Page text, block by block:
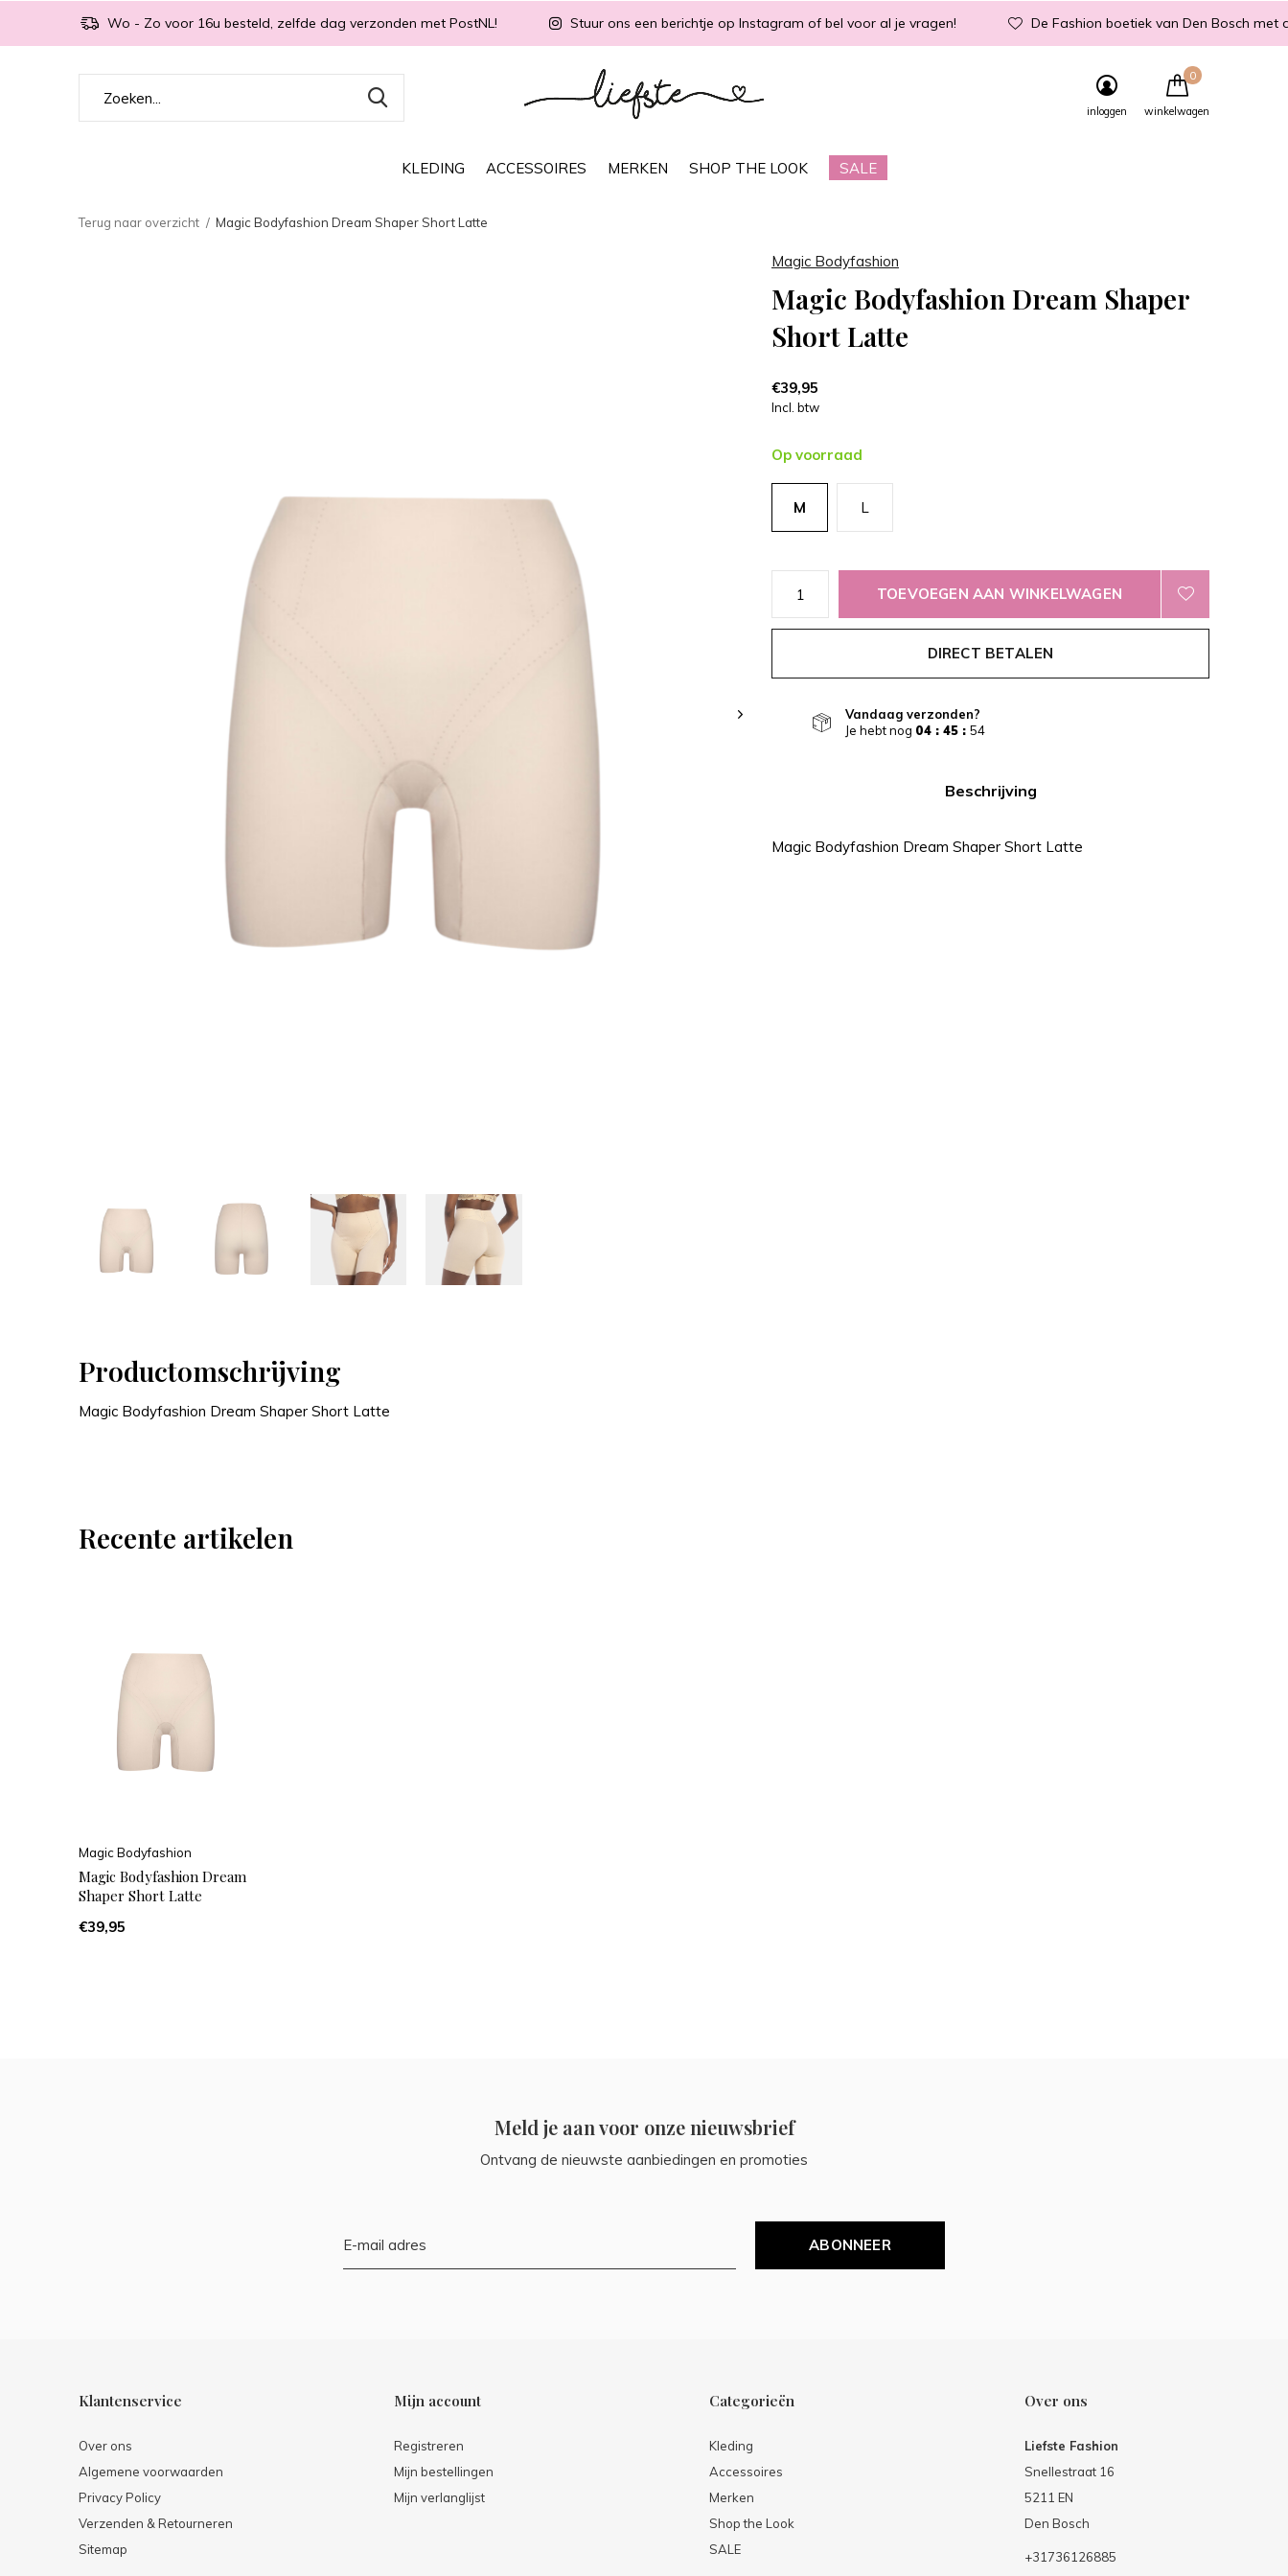
KLEDING ACCESSOIRES MERKEN SHOP THE LOOK SALE
inloggen winkelwagen
0
Wo - Zo voor 16u besteld, zelfde dag verzonden met PostNL! Stuur ons een berichtje op Instagram of bel voor al je vragen! De Fashion boetiek van Den Bosch met
Terug naar overzicht Magic Bodyfashion Dream Shaper Short Latte
Magic Bodyfashion
Magic Bodyfashion Dream Shaper
Short Latte
€39,95
Incl. btw
Op voorraad
M L
TOEVOEGEN AAN WINKELWAGEN
DIRECT BETALEN
Vandaag verzonden?
Je hebt nog 04 : 45 : 53
Beschrijving
Magic Bodyfashion Dream Shaper Short Latte
Productomschrijving
Magic Bodyfashion Dream Shaper Short Latte
Recente artikelen
Magic Bodyfashion
Magic Bodyfashion Dream
Shaper Short Latte
€39,95
Meld je aan voor onze nieuwsbrief
Ontvang de nieuwste aanbiedingen en promoties
ABONNEER
Klantenservice
Over ons
Algemene voorwaarden
Privacy Policy
Verzenden & Retourneren
Sitemap
Mijn account
Registreren
Mijn bestellingen
Mijn verlanglijst
Categorieën
Kleding
Accessoires
Merken
Shop the Look
SALE
Over ons
Liefste Fashion
Snellestraat 16
5211 EN
Den Bosch
+31736126885